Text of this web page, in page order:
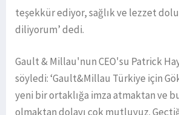
teşekkür ediyor, sağlık ve lezzet
diliyorum’ dedi.
Gault & Millau'nun CEO'su Patrick
söyledi: ‘Gault&Millau Türkiye için
yeni bir ortaklığa imza atmaktan ve
olmaktan dolayı çok mutluyuz.